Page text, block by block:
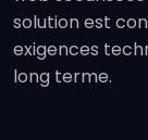
solution est
exigences
long terme.